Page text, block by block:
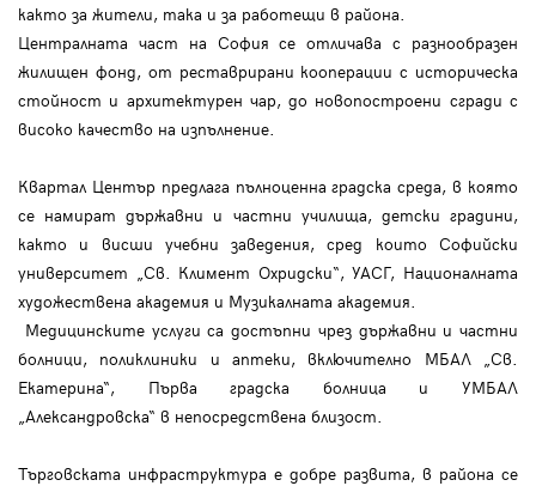
както за жители, така и за работещи в района.
Централната част на София се отличава с разнообразен
жилищен фонд, от реставрирани кооперации с историческа
стойност и архитектурен чар, до новопостроени сгради с
високо качество на изпълнение.
Квартал Център предлага пълноценна градска среда, в която
се намират държавни и частни училища, детски градини,
както и висши учебни заведения, сред които Софийски
университет „Св. Климент Охридски“, УАСГ, Националната
художествена академия и Музикалната академия.
Медицинските услуги са достъпни чрез държавни и частни
болници, поликлиники и аптеки, включително МБАЛ „Св.
Екатерина“, Първа градска болница и УМБАЛ
„Александровска“ в непосредствена близост.
Търговската инфраструктура е добре развита, в района се